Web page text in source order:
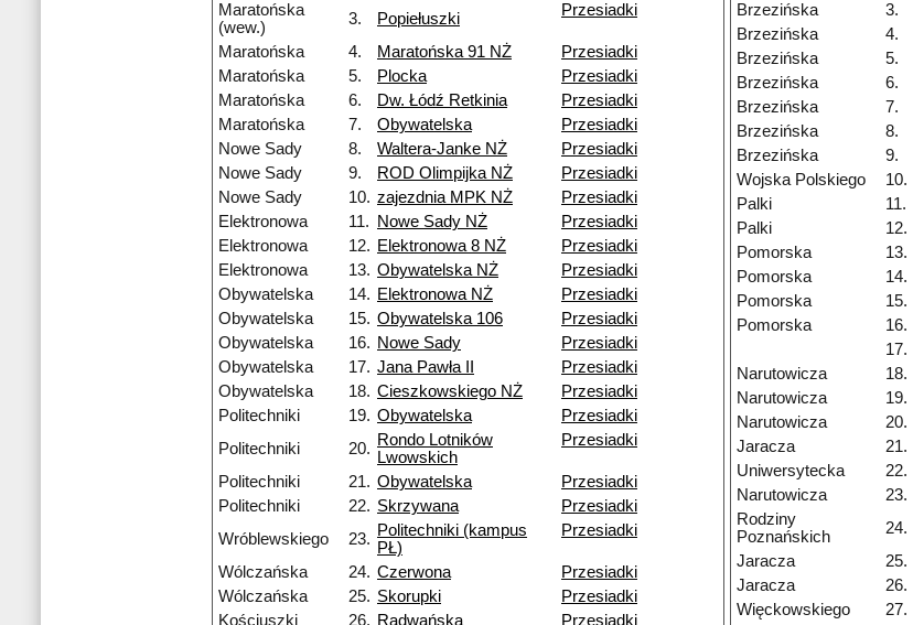
Maratońska
(wew.)
3. Popiełuszki Przesiadki
Maratońska 4. Maratońska 91 NŻ
Przesiadki
Maratońska
5. Plocka
Przesiadki
Maratońska
6. Dw. Łódź Retkinia
Przesiadki
Maratońska
7. Obywatelska
Przesiadki
Nowe Sady
8. Waltera-Janke NŻ
Przesiadki
Nowe Sady
9. ROD Olimpijka NŻ
Przesiadki
Nowe Sady
10. zajezdnia MPK NŻ
Przesiadki
Elektronowa
11. Nowe Sady NŻ
Przesiadki
Elektronowa
12. Elektronowa 8 NŻ
Przesiadki
Elektronowa
13. Obywatelska NŻ
Przesiadki
Obywatelska
14. Elektronowa NŻ
Przesiadki
Obywatelska
15. Obywatelska 106
Przesiadki
Obywatelska
16. Nowe Sady
Przesiadki
Obywatelska
17. Jana Pawła II
Przesiadki
Obywatelska
18. Cieszkowskiego NŻ
Przesiadki
Politechniki
19. Obywatelska
Przesiadki
Politechniki
20. Rondo Lotników
Lwowskich
Przesiadki
Politechniki 21. Obywatelska
Przesiadki
Politechniki
22. Skrzywana
Przesiadki
Wróblewskiego
23. Politechniki (kampus
PŁ)
Przesiadki
Wólczańska 24. Czerwona
Przesiadki
Wólczańska
25. Skorupki
Przesiadki
Kościuszki
26. Radwańska
Przesiadki
Brzezińska
3.
Brzezińska
4.
Brzezińska
5.
Brzezińska
6.
Brzezińska
7.
Brzezińska
8.
Brzezińska
9.
Wojska Polskiego
10.
Palki
11.
Palki
12.
Pomorska
13.
Pomorska
14.
Pomorska
15.
Pomorska
16.
17.
Narutowicza
18.
Narutowicza
19.
Narutowicza
20.
Jaracza
21.
Uniwersytecka
22.
Narutowicza
23.
Rodziny
Poznańskich
24.
Jaracza 25.
Jaracza
26.
Więckowskiego
27.